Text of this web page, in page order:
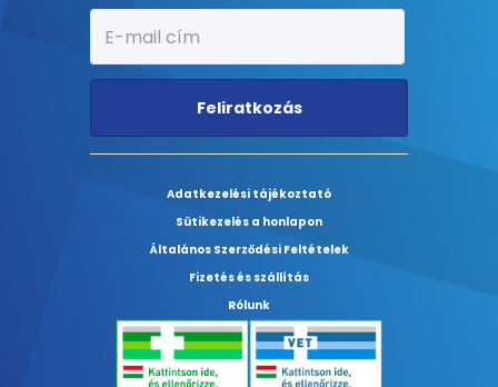
Feliratkozás
Adatkezelési tájékoztató
Sütikezelés a honlapon
Általános Szerződési Feltételek
Fizetés és szállítás
Rólunk